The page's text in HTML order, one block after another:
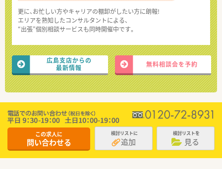
更に、お忙しい方やキャリアの棚卸がしたい方に朗報!
エリアを熟知したコンサルタントによる、
“出張”個別相談サービスも同時開催中です。
広島支店からの
最新情報
無料相談会を予約
この求人に
問い合わせる
検討リストに
追加
検討リストを
見る